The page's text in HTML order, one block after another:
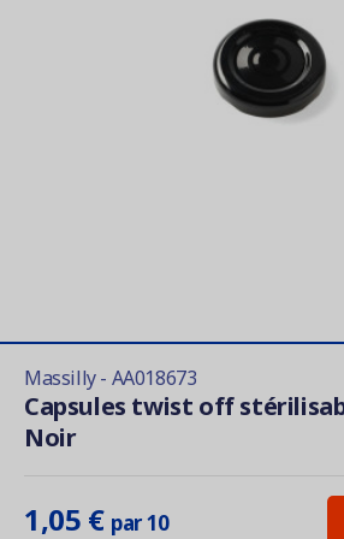
Massilly - AA018673
Capsules twist off
Noir
1,05 € par 10